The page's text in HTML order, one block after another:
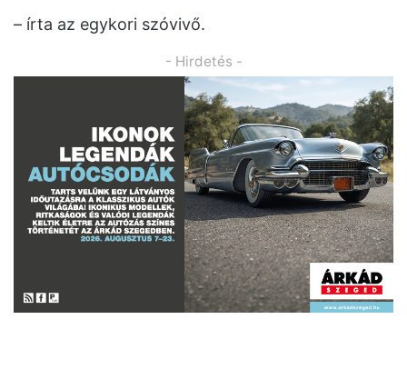
– írta az egykori szóvivő.
- Hirdetés -